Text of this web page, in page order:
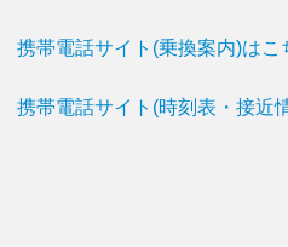
携帯電話サイト(乗換案内)はこ
携帯電話サイト(時刻表・接近